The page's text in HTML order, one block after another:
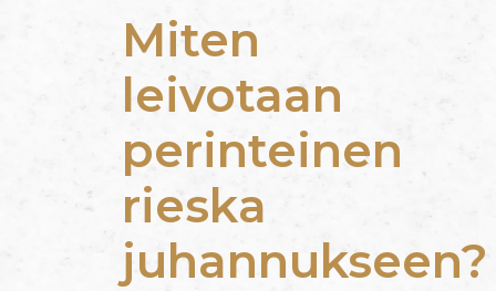
Miten
leivotaan
perinteinen
rieska
juhannukseen?